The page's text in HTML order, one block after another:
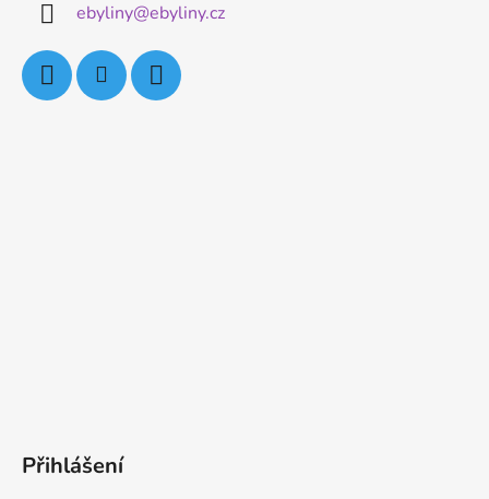
ebyliny@ebyliny.cz
Přihlášení